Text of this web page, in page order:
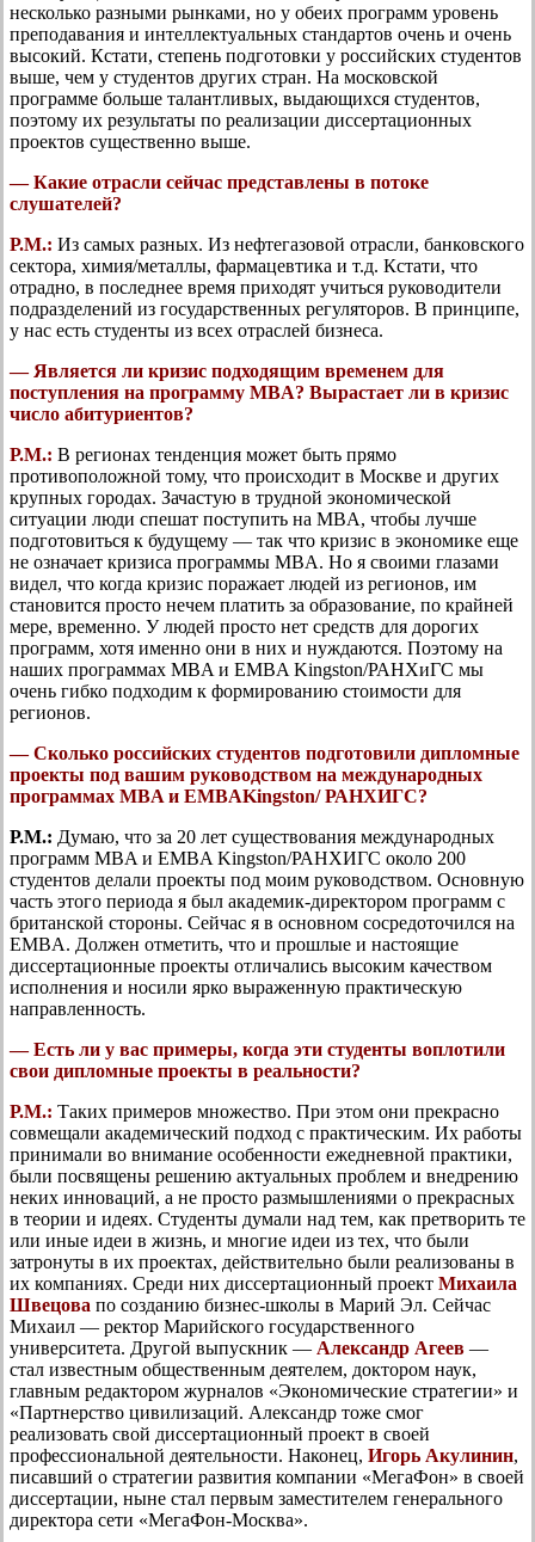
несколько разными рынками, но у обеих программ уровень
преподавания и интеллектуальных стандартов очень и очень
высокий. Кстати, степень подготовки у российских студентов
выше, чем у студентов других стран. На московской
программе больше талантливых, выдающихся студентов,
поэтому их результаты по реализации диссертационных
проектов существенно выше.
— Какие отрасли сейчас представлены в потоке
слушателей?
Р.М.: Из самых разных. Из нефтегазовой отрасли, банковского
сектора, химия/металлы, фармацевтика и т.д. Кстати, что
отрадно, в последнее время приходят учиться руководители
подразделений из государственных регуляторов. В принципе,
у нас есть студенты из всех отраслей бизнеса.
— Является ли кризис подходящим временем для
поступления на программу MBA? Вырастает ли в кризис
число абитуриентов?
Р.М.: В регионах тенденция может быть прямо
противоположной тому, что происходит в Москве и других
крупных городах. Зачастую в трудной экономической
ситуации люди спешат поступить на MBA, чтобы лучше
подготовиться к будущему — так что кризис в экономике еще
не означает кризиса программы MBA. Но я своими глазами
видел, что когда кризис поражает людей из регионов, им
становится просто нечем платить за образование, по крайней
мере, временно. У людей просто нет средств для дорогих
программ, хотя именно они в них и нуждаются. Поэтому на
наших программах MBA и EMBA Kingston/РАНХиГС мы
очень гибко подходим к формированию стоимости для
регионов.
— Сколько российских студентов подготовили дипломные
проекты под вашим руководством на международных
программах MBA и EMBAKingston/ РАНХИГС?
Р.М.: Думаю, что за 20 лет существования международных
программ MBA и EMBA Kingston/РАНХИГС около 200
студентов делали проекты под моим руководством. Основную
часть этого периода я был академик-директором программ с
британской стороны. Сейчас я в основном сосредоточился на
EMBA. Должен отметить, что и прошлые и настоящие
диссертационные проекты отличались высоким качеством
исполнения и носили ярко выраженную практическую
направленность.
— Есть ли у вас примеры, когда эти студенты воплотили
свои дипломные проекты в реальности?
Р.М.: Таких примеров множество. При этом они прекрасно
совмещали академический подход с практическим. Их работы
принимали во внимание особенности ежедневной практики,
были посвящены решению актуальных проблем и внедрению
неких инноваций, а не просто размышлениями о прекрасных
в теории и идеях. Студенты думали над тем, как претворить те
или иные идеи в жизнь, и многие идеи из тех, что были
затронуты в их проектах, действительно были реализованы в
их компаниях. Среди них диссертационный проект Михаила
Швецова по созданию бизнес-школы в Марий Эл. Сейчас
Михаил — ректор Марийского государственного
университета. Другой выпускник — Александр Агеев —
стал известным общественным деятелем, доктором наук,
главным редактором журналов «Экономические стратегии» и
«Партнерство цивилизаций. Александр тоже смог
реализовать свой диссертационный проект в своей
профессиональной деятельности. Наконец, Игорь Акулинин,
писавший о стратегии развития компании «МегаФон» в своей
диссертации, ныне стал первым заместителем генерального
директора сети «МегаФон-Москва».